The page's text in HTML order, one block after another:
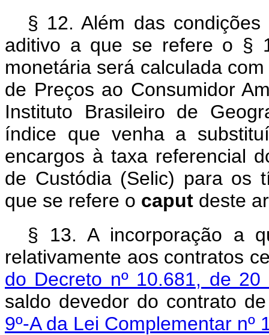
§ 12. Além das
aditivo a que se refere o §
monetária será calculada
de Preços ao Consumidor
Instituto Brasileiro de
índice que venha a
encargos à taxa referencial
de Custódia (Selic) para os
que se refere o caput deste
§ 13. A incorporação a
relativamente aos contratos
do Decreto nº 10.681, de
saldo devedor do contrato
9º-A da Lei Complementar